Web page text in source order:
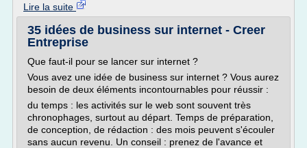
Lire la suite
35 idées de business sur internet - Creer
Entreprise
Que faut-il pour se lancer sur internet ?
Vous avez une idée de business sur internet ? Vous aurez
besoin de deux éléments incontournables pour réussir :
du temps : les activités sur le web sont souvent très
chronophages, surtout au départ. Temps de préparation,
de conception, de rédaction : des mois peuvent s'écouler
sans aucun revenu. Un conseil : prenez de l'avance et